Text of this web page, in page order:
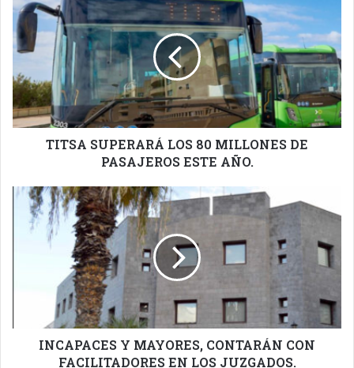
SUPERARÁ
LOS
80
MILLONES
DE
PASAJEROS
ESTE
AÑO.
TITSA SUPERARÁ LOS 80 MILLONES DE
PASAJEROS ESTE AÑO.
INCAPACES
MAYORES,
CONTARÁN
FACILITADORES
JUZGADOS.
INCAPACES Y MAYORES, CONTARÁN CON
FACILITADORES EN LOS JUZGADOS.